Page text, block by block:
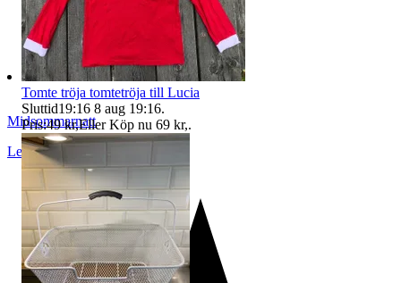
Midsommarnatt
Lerum, Sverige
Tomte tröja tomtetröja till Lucia
Sluttid19:16 8 aug 19:16.
Pris:49 kr,Eller Köp nu 69 kr,.